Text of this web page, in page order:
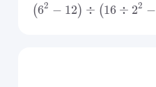
(62 − 12) ÷ (16 ÷ 22 −